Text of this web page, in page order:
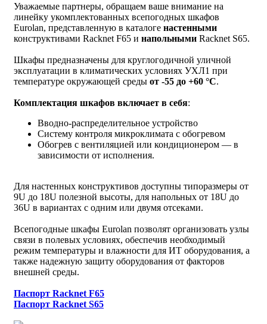
Уважаемые партнеры, обращаем ваше внимание на
линейку укомплектованных всепогодных шкафов
Eurolan, представленную в каталоге настенными
конструктивами Racknet F65 и напольными Racknet S65.
Шкафы предназначены для круглогодичной уличной
эксплуатации в климатических условиях УХЛ1 при
температуре окружающей среды от -55 до +60 °С.
Комплектация шкафов включает в себя:
Вводно-распределительное устройство
Систему контроля микроклимата c обогревом
Обогрев с вентиляцией или кондиционером — в
зависимости от исполнения.
Для настенных конструктивов доступны типоразмеры от
9U до 18U полезной высоты, для напольных от 18U до
36U в вариантах с одним или двумя отсеками.
Всепогодные шкафы Eurolan позволят организовать узлы
связи в полевых условиях, обеспечив необходимый
режим температуры и влажности для ИТ оборудования, а
также надежную защиту оборудования от факторов
внешней среды.
Паспорт Racknet F65
Паспорт Racknet S65